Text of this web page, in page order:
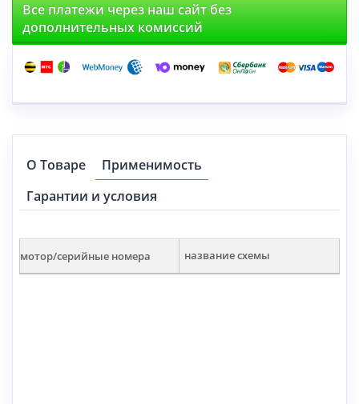
Все платежи через наш сайт без
дополнительных комиссий
О Товаре
Применимость
Гарантии и условия
мотор/серийные номера название схемы